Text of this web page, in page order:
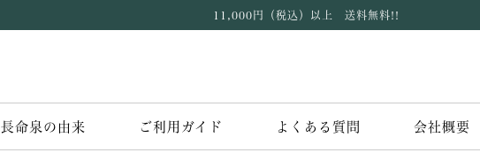
11,000円（税込）以上 送料無料!!
長命泉の由来 ご利用ガイド よくある質問 会社概要